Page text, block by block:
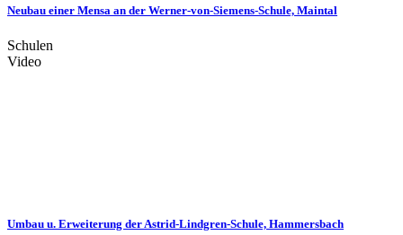
Neubau einer Mensa an der Werner-von-Siemens-Schule, Maintal
Schulen
Video
Umbau u. Erweiterung der Astrid-Lindgren-Schule, Hammersbach